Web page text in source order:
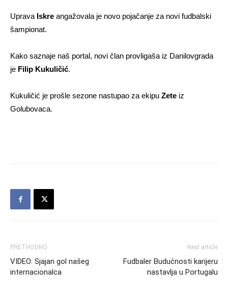
Uprava Iskre angažovala je novo pojačanje za novi fudbalski
šampionat.
Kako saznaje naš portal, novi član provligaša iz Danilovgrada
je Filip Kukuličić.
Kukuličić je prošle sezone nastupao za ekipu Zete iz
Golubovaca.
PRETHODNO
VIDEO: Sjajan gol našeg
internacionalca
Next article
Fudbaler Budućnosti karijeru
nastavlja u Portugalu